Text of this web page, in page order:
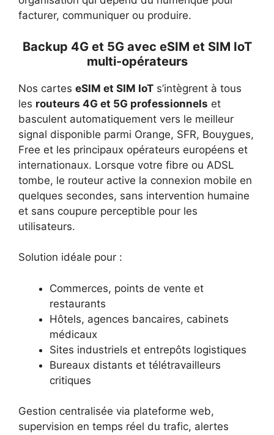
facturer, communiquer ou produire.
Backup 4G et 5G avec eSIM et SIM IoT
multi-opérateurs
Nos cartes eSIM et SIM IoT s’intègrent à tous
les routeurs 4G et 5G professionnels et
basculent automatiquement vers le meilleur
signal disponible parmi Orange, SFR, Bouygues,
Free et les principaux opérateurs européens et
internationaux. Lorsque votre fibre ou ADSL
tombe, le routeur active la connexion mobile en
quelques secondes, sans intervention humaine
et sans coupure perceptible pour les
utilisateurs.
Solution idéale pour :
Commerces, points de vente et
restaurants
Hôtels, agences bancaires, cabinets
médicaux
Sites industriels et entrepôts logistiques
Bureaux distants et télétravailleurs
critiques
Gestion centralisée via plateforme web,
supervision en temps réel du trafic, alertes